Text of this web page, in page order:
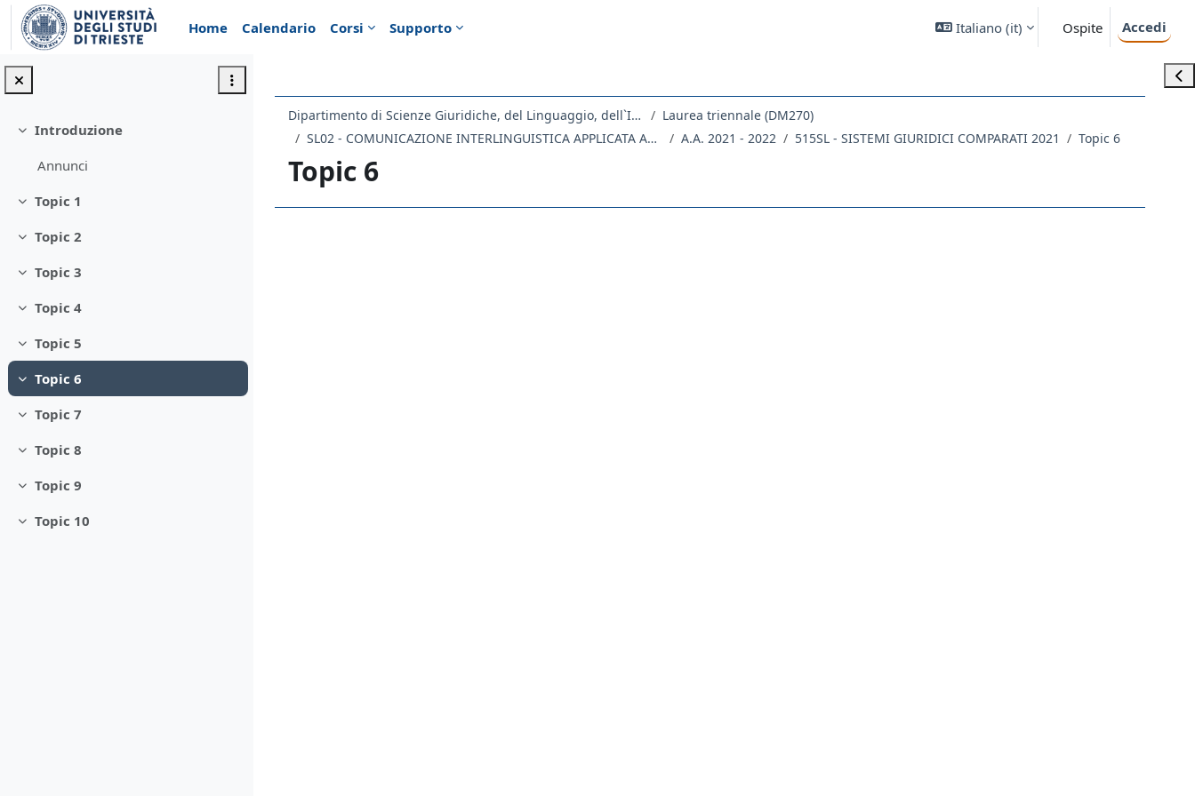
Vai al contenuto principale
Home
Calendario Corsi Supporto Italiano ‎(it)‎ Ospite Accedi
Minimizza
Introduzione
Annunci
Minimizza
Topic 1
Minimizza
Topic 2
Minimizza
Topic 3
Minimizza
Topic 4
Minimizza
Topic 5
Minimizza
Topic 6
Minimizza
Topic 7
Minimizza
Topic 8
Minimizza
Topic 9
Minimizza
Topic 10
Dipartimento di Scienze Giuridiche, del Linguaggio, dell`Interpretazione e della Traduzione
Laurea triennale (DM270)
SL02 - COMUNICAZIONE INTERLINGUISTICA APPLICATA ALLE PROFESSIONI GIURIDICHE
A.A. 2021 - 2022 515SL - SISTEMI GIURIDICI COMPARATI 2021 Topic 6
Topic 6